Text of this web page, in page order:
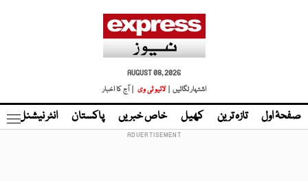
AUGUST 08, 2026
اشتہار لگائیں |
لائیو ٹی وی | آج کا اخبار
صفحۂ اول تازہ ترین کھیل خاص خبریں پاکستان انٹر نیشنل